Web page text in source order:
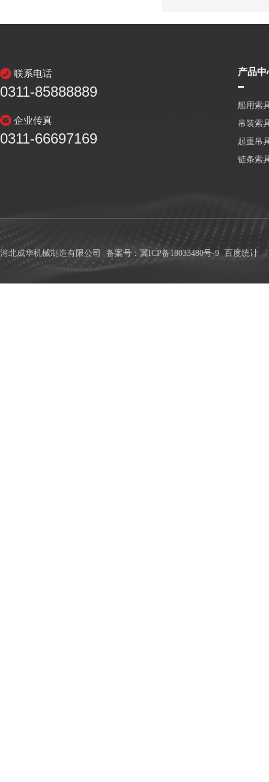
联系电话
0311-85888889
企业传真
0311-66697169
产品中
船用索
吊装索
起重吊
链条索
河北成华机械制造有限公司 备案号：冀ICP备18033480号-9 百度统计